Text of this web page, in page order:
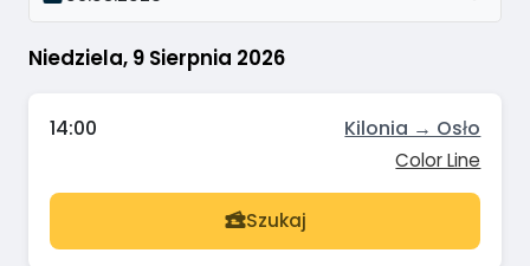
Niedziela, 9 Sierpnia 2026
14:00 Kilonia → Osło
Color Line
Szukaj